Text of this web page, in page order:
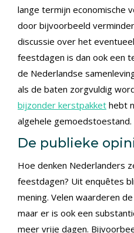
lange termijn economische
door bijvoorbeeld
discussie over het
feestdagen is dan ook een
de Nederlandse
als de baten zorgvuldig
bijzonder kerstpakket hebt
algehele gemoedstoestand.
De publieke
Hoe denken Nederlanders
feestdagen? Uit enquêtes
mening. Velen waarderen
maar er is ook een
meer vrije dagen.